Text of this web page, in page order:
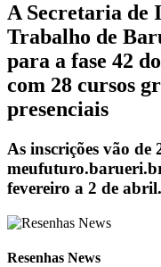
A Secretaria de
Trabalho de
para a fase 42
com 28 cursos
presenciais
As inscrições vão de
fevereiro a 2 de abril.
Resenhas News